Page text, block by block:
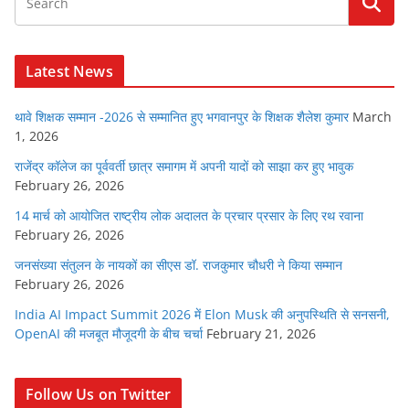
Latest News
थावे शिक्षक सम्मान -2026 से सम्मानित हुए भगवानपुर के शिक्षक शैलेश कुमार March
1, 2026
राजेंद्र कॉलेज का पूर्ववर्ती छात्र समागम में अपनी यादों को साझा कर हुए भावुक
February 26, 2026
14 मार्च को आयोजित राष्ट्रीय लोक अदालत के प्रचार प्रसार के लिए रथ रवाना
February 26, 2026
जनसंख्या संतुलन के नायकों का सीएस डॉ. राजकुमार चौधरी ने किया सम्मान
February 26, 2026
India AI Impact Summit 2026 में Elon Musk की अनुपस्थिति से सनसनी,
OpenAI की मजबूत मौजूदगी के बीच चर्चा February 21, 2026
Follow Us on Twitter